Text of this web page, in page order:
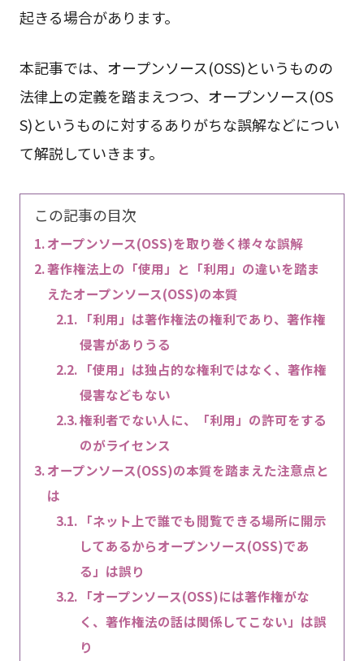
起きる場合があります。
本記事では、オープンソース(OSS)というものの
法律上の定義を踏まえつつ、オープンソース(OS
S)というものに対するありがちな誤解などについ
て解説していきます。
この記事の目次
オープンソース(OSS)を取り巻く様々な誤解
著作権法上の「使用」と「利用」の違いを踏ま
えたオープンソース(OSS)の本質
「利用」は著作権法の権利であり、著作権
侵害がありうる
「使用」は独占的な権利ではなく、著作権
侵害などもない
権利者でない人に、「利用」の許可をする
のがライセンス
オープンソース(OSS)の本質を踏まえた注意点と
は
「ネット上で誰でも閲覧できる場所に開示
してあるからオープンソース(OSS)であ
る」は誤り
「オープンソース(OSS)には著作権がな
く、著作権法の話は関係してこない」は誤
り